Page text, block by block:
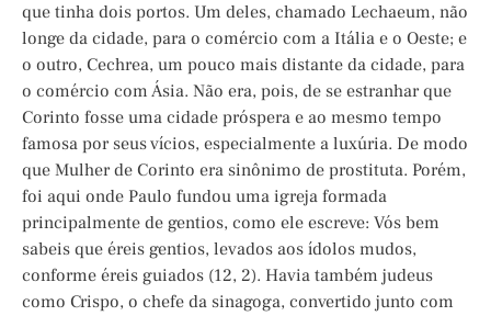
que tinha dois portos. Um deles, chamado Lechaeum, não
longe da cidade, para o comércio com a Itália e o Oeste; e
o outro, Cechrea, um pouco mais distante da cidade, para
o comércio com Ásia. Não era, pois, de se estranhar que
Corinto fosse uma cidade próspera e ao mesmo tempo
famosa por seus vícios, especialmente a luxúria. De modo
que Mulher de Corinto era sinônimo de prostituta. Porém,
foi aqui onde Paulo fundou uma igreja formada
principalmente de gentios, como ele escreve: Vós bem
sabeis que éreis gentios, levados aos ídolos mudos,
conforme éreis guiados (12, 2). Havia também judeus
como Crispo, o chefe da sinagoga, convertido junto com